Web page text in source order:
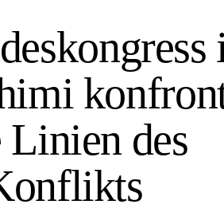
des